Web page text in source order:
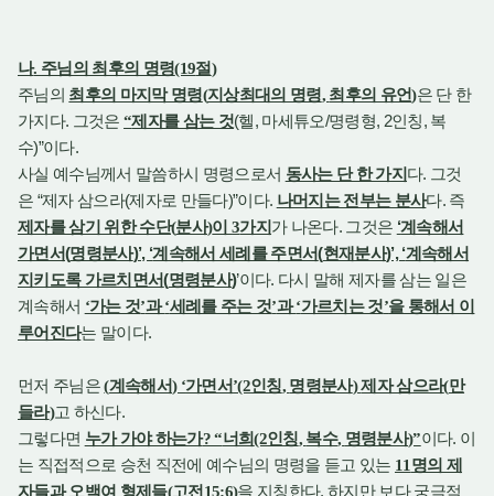
나. 주님의 최후의 명령(19절)
주님의 최후의 마지막 명령(지상최대의 명령, 최후의 유언)은 단 한
가지다. 그것은“제자를 삼는 것(헬, 마세튜오/명령형, 2인칭, 복
수)”이다.
사실 예수님께서 말씀하시 명령으로서 동사는 단 한 가지 다. 그것
은 “제자 삼으라(제자로 만들다)”이다. 나머지는 전부는 분사다. 즉
제자를 삼기 위한 수단(분사)이3가지 가 나온다. 그것은 ‘계속해서
가면서(명령분사)’, ‘계속해서 세례를 주면서(현재분사)’, ‘계속해서
지키도록 가르치면서(명령분사)’이다. 다시 말해 제자를 삼는 일은
계속해서 ‘가는 것’과‘세례를 주는 것’과‘가르치는 것’을 통해서 이
루어진다는 말이다.
먼저 주님은(계속해서) ‘가면서’(2인칭, 명령분사)제자 삼으라(만
들라)고 하신다.
그렇다면 누가 가야 하는가? “너희(2인칭, 복수, 명령분사)”이다. 이
는 직접적으로 승천 직전에 예수님의 명령을 듣고 있는 11명의 제
자들과 오백여 형제들(고전 15:6)을 지칭한다.하지만 보다 궁극적